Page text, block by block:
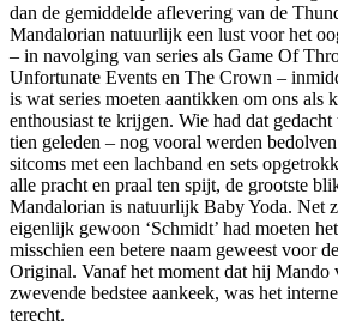
dan de gemiddelde aflevering van de
Mandalorian natuurlijk een lust voor het
– in navolging van series als Game Of
Unfortunate Events en The Crown –
is wat series moeten aantikken om ons als
enthousiast te krijgen. Wie had dat
tien geleden – nog vooral werden
sitcoms met een lachband en sets
alle pracht en praal ten spijt, de grootste
Mandalorian is natuurlijk Baby Yoda. Net
eigenlijk gewoon ‘Schmidt’ had moeten
misschien een betere naam geweest voor
Original. Vanaf het moment dat hij Mando
zwevende bedstee aankeek, was het
terecht.